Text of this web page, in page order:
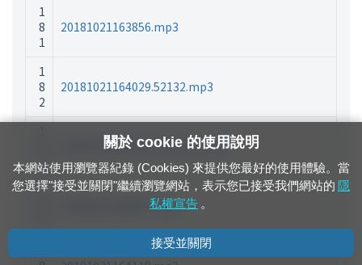
1
8
1
20181021163856.mp3
1
8
2
20181021164029.52132.mp3
3
20181021164029.52132_1.mp3
1
20181021164057.mp3
關於 cookie 的使用說明
本網站使用瀏覽器紀錄 (Cookies) 來提供您最好的使用體驗。當
您選擇"接受並關閉"繼續瀏覽網站，表示您已接受我們網站的 隱
私權宣告 。
接受並關閉